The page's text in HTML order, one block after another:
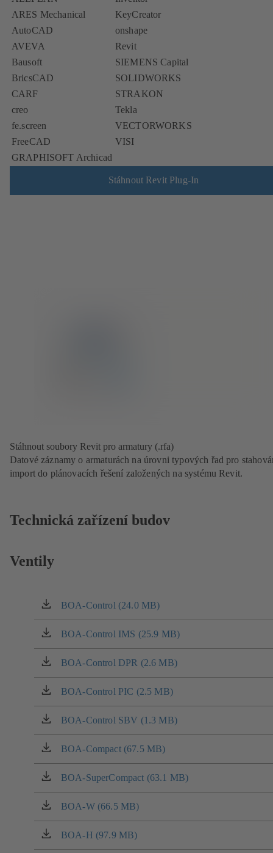
ARES Mechanical
KeyCreator
AutoCAD
onshape
AVEVA
Revit
Bausoft
SIEMENS Capital
BricsCAD
SOLIDWORKS
CARF
STRAKON
creo
Tekla
fe.screen
VECTORWORKS
FreeCAD
VISI
GRAPHISOFT Archicad
Stáhnout Revit Plug-In
Stáhnout soubory Revit pro armatury (.rfa)
Datové záznamy o armaturách na úrovni typových řad pro
import do plánovacích řešení založených na systému Revit.
Technická zařízení budov
Ventily
BOA-Control (24.0 MB)
(otevírá
se
v
záložce)
BOA-Control IMS (25.9 MB)
(otevírá
se
v
záložce)
BOA-Control DPR (2.6 MB)
(otevírá
se
v
záložce)
BOA-Control PIC (2.5 MB)
(otevírá
se
v
záložce)
BOA-Control SBV (1.3 MB)
(otevírá
se
v
záložce)
BOA-Compact (67.5 MB)
(otevírá
se
v
záložce)
BOA-SuperCompact (63.1 MB)
(otevírá
se
v
záložce)
BOA-W (66.5 MB)
(otevírá
se
v
BOA-H (97.9 MB)
(otevírá
se